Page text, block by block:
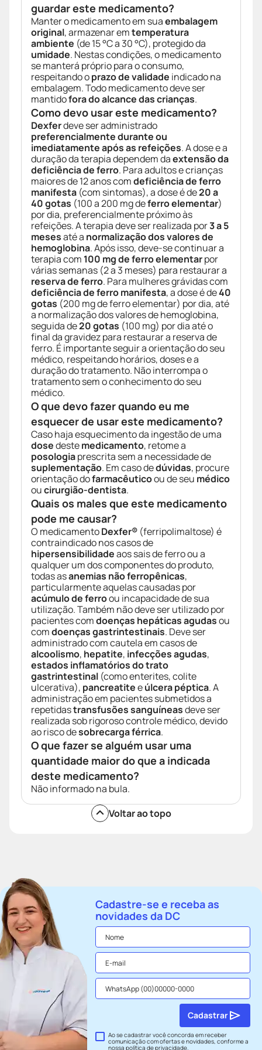
guardar este medicamento?
Manter o medicamento em suaembalagem
original, armazenar emtemperatura
ambiente (de 15 °C a 30 °C), protegido da
umidade. Nestas condições, o medicamento
se manterá próprio para o consumo,
respeitando oprazo de validade indicado na
embalagem. Todo medicamento deve ser
mantidofora do alcance das crianças.
Como devo usar este medicamento?
Dexferdeve ser administrado
preferencialmente durante ou
imediatamente após as refeições. A dose e a
duração da terapia dependem daextensão da
deficiência de ferro. Para adultos e crianças
maiores de 12 anos comdeficiência de ferro
manifesta (com sintomas), a dose é de20 a
40 gotas (100 a 200 mg deferro elementar)
por dia, preferencialmente próximo às
refeições. A terapia deve ser realizada por3 a 5
mesesaté a normalização dos valores de
hemoglobina. Após isso, deve-se continuar a
terapia com 100 mg de ferro elementarpor
várias semanas (2 a 3 meses) para restaurar a
reserva de ferro. Para mulheres grávidas com
deficiência de ferro manifesta, a dose é de40
gotas (200 mg de ferro elementar) por dia, até
a normalização dos valores de hemoglobina,
seguida de20 gotas (100 mg) por dia até o
final da gravidez para restaurar a reserva de
ferro. É importante seguir a orientação do seu
médico, respeitando horários, doses e a
duração do tratamento. Não interrompa o
tratamento sem o conhecimento do seu
médico.
O que devo fazer quando eu me
esquecer de usar este medicamento?
Caso haja esquecimento da ingestão de uma
dosedestemedicamento, retome a
posologiaprescrita sem a necessidade de
suplementação. Em caso dedúvidas, procure
orientação dofarmacêuticoou de seu médico
oucirurgião-dentista.
Quais os males que este medicamento
pode me causar?
O medicamentoDexfer® (ferripolimaltose) é
contraindicado nos casos de
hipersensibilidadeaos sais de ferro ou a
qualquer um dos componentes do produto,
todas asanemias não ferropênicas,
particularmente aquelas causadas por
acúmulo de ferroou incapacidade de sua
utilização. Também não deve ser utilizado por
pacientes comdoenças hepáticas agudasou
comdoenças gastrintestinais. Deve ser
administrado com cautela em casos de
alcoolismo, hepatite, infecções agudas,
estados inflamatórios do trato
gastrintestinal (como enterites, colite
ulcerativa), pancreatiteeúlcera péptica. A
administração em pacientes submetidos a
repetidastransfusões sanguíneasdeve ser
realizada sob rigoroso controle médico, devido
ao risco desobrecarga férrica.
O que fazer se alguém usar uma
quantidade maior do que a indicada
deste medicamento?
Não informado na bula.
Voltar ao topo
Cadastre-se e receba as
novidades da DC
Ao se cadastrar você concorda em receber
comunicação com ofertas e novidades, conforme a
nossapolítica de privacidade.
Cadastrar